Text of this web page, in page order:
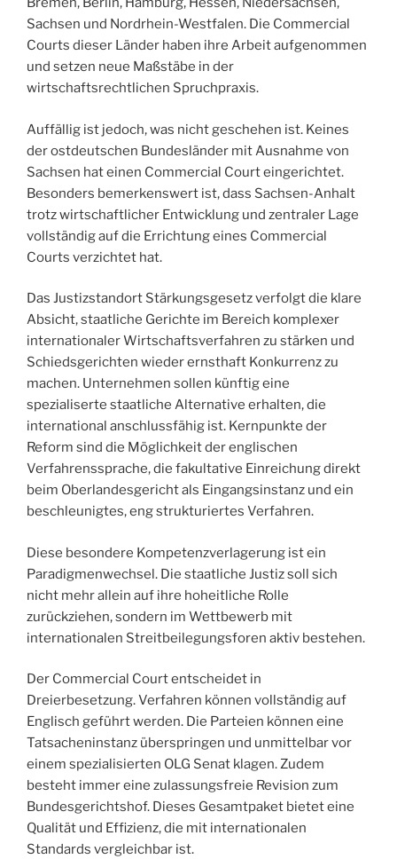
Sachsen und Nordrhein-Westfalen. Die Commercial
Courts dieser Länder haben ihre Arbeit aufgenommen
und setzen neue Maßstäbe in der
wirtschaftsrechtlichen Spruchpraxis.
Auffällig ist jedoch, was nicht geschehen ist. Keines
der ostdeutschen Bundesländer mit Ausnahme von
Sachsen hat einen Commercial Court eingerichtet.
Besonders bemerkenswert ist, dass Sachsen-Anhalt
trotz wirtschaftlicher Entwicklung und zentraler Lage
vollständig auf die Errichtung eines Commercial
Courts verzichtet hat.
Das Justizstandort Stärkungsgesetz verfolgt die klare
Absicht, staatliche Gerichte im Bereich komplexer
internationaler Wirtschaftsverfahren zu stärken und
Schiedsgerichten wieder ernsthaft Konkurrenz zu
machen. Unternehmen sollen künftig eine
spezialiserte staatliche Alternative erhalten, die
international anschlussfähig ist. Kernpunkte der
Reform sind die Möglichkeit der englischen
Verfahrenssprache, die fakultative Einreichung direkt
beim Oberlandesgericht als Eingangsinstanz und ein
beschleunigtes, eng strukturiertes Verfahren.
Diese besondere Kompetenzverlagerung ist ein
Paradigmenwechsel. Die staatliche Justiz soll sich
nicht mehr allein auf ihre hoheitliche Rolle
zurückziehen, sondern im Wettbewerb mit
internationalen Streitbeilegungsforen aktiv bestehen.
Der Commercial Court entscheidet in
Dreierbesetzung. Verfahren können vollständig auf
Englisch geführt werden. Die Parteien können eine
Tatsacheninstanz überspringen und unmittelbar vor
einem spezialisierten OLG Senat klagen. Zudem
besteht immer eine zulassungsfreie Revision zum
Bundesgerichtshof. Dieses Gesamtpaket bietet eine
Qualität und Effizienz, die mit internationalen
Standards vergleichbar ist.